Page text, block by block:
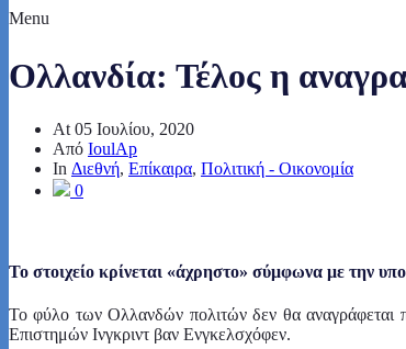
Menu
Ολλανδία: Τέλος η
At 05 Ιουλίου, 2020
Από IoulAp
In Διεθνή, Επίκαιρα, Πολιτική - Οικονομία
0
Το στοιχείο κρίνεται «άχρηστο» σύμφωνα με την
Το φύλο των Ολλανδών πολιτών δεν θα αναγράφεται
Επιστημών Ινγκριντ βαν Ενγκελσχόφεν.